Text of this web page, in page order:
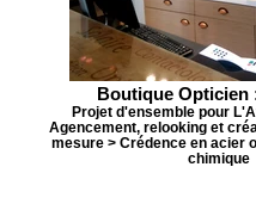
Boutique Opticien
Projet d'ensemble pour
Agencement, relooking et
mesure > Crédence en acier
chimique